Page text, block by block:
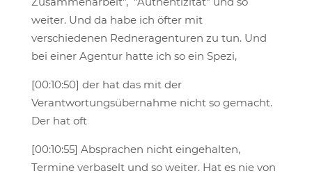
weiter. Und da habe ich öfter mit
verschiedenen Redneragenturen zu tun. Und
bei einer Agentur hatte ich so ein Spezi,
[00:10:50] der hat das mit der
Verantwortungsübernahme nicht so gemacht.
Der hat oft
[00:10:55] Absprachen nicht eingehalten,
Termine verbaselt und so weiter. Hat es nie von